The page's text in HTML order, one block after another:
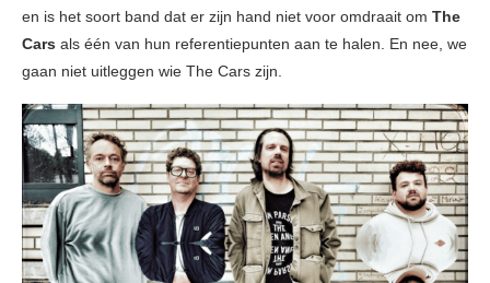
en is het soort band dat er zijn hand niet voor omdraait om The
Cars als één van hun referentiepunten aan te halen. En nee, we
gaan niet uitleggen wie The Cars zijn.